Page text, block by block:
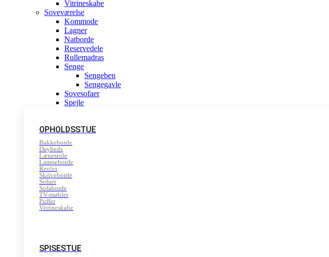
Vitrineskabe
Soveværelse
Kommode
Lagner
Natborde
Reservedele
Rullemadras
Senge
Sengeben
Sengegavle
Sovesofaer
Spejle
OPHOLDSSTUE
Bakkeborde
Daybeds
Lænestole
Lampeborde
Reoler
Skriveborde
Sofaer
Sofaborde
TV-møbler
Puffer
Vitrineskabe
SPISESTUE